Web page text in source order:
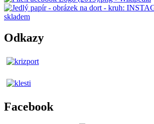
Odkazy
Facebook